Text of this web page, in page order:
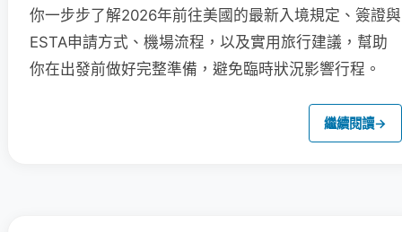
你一步步了解2026年前往美國的最新入境規定、簽證與
ESTA申請方式、機場流程，以及實用旅行建議，幫助
你在出發前做好完整準備，避免臨時狀況影響行程。
繼續閱讀→